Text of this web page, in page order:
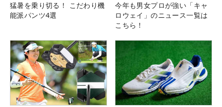
猛暑を乗り切る！ こだわり機
能派パンツ4選
今年も男女プロが強い「キャ
ロウェイ」のニュース一覧は
こちら！